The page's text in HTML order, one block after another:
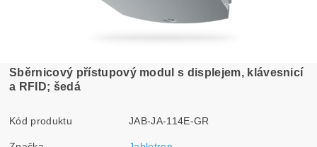
Sběrnicový přístupový modul s displejem, klávesnicí
a RFID; šedá
Kód produktu JAB-JA-114E-GR